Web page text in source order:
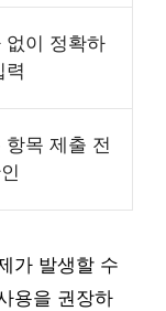
없이 정확하
력
항목 제출 전
가 발생할 수
용을 권장하